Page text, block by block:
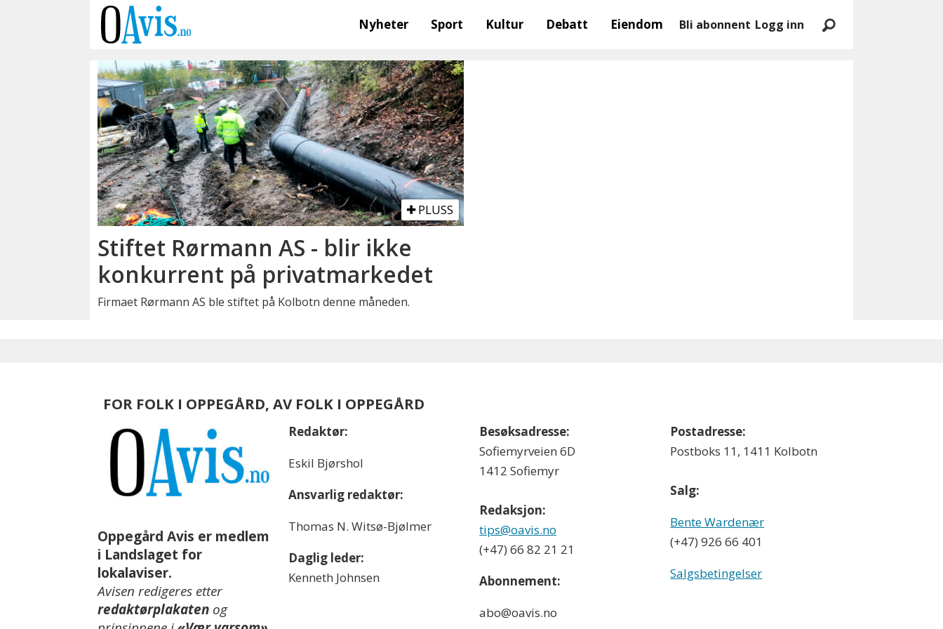
Nyheter Sport Kultur Debatt Eiendom Bli abonnent Logg inn
rørleggertjenester
PLUSS
Stiftet Rørmann AS - blir ikke
konkurrent på privatmarkedet
Firmaet Rørmann AS ble stiftet på Kolbotn denne måneden.
FOR FOLK I OPPEGÅRD, AV FOLK I OPPEGÅRD
Oppegård Avis er medlem
i Landslaget for
lokalaviser.
Avisen redigeres etter
redaktørplakaten og
Redaktør:
Eskil Bjørshol
Ansvarlig redaktør:
Thomas N. Witsø-Bjølmer
Daglig leder:
Kenneth Johnsen
Besøksadresse:
Sofiemyrveien 6D
1412 Sofiemyr
Redaksjon:
tips@oavis.no
(+47) 66 82 21 21
Abonnement:
abo@oavis.no
Postadresse:
Postboks 11, 1411 Kolbotn
Salg:
Bente Wardenær
(+47) 926 66 401
Salgsbetingelser